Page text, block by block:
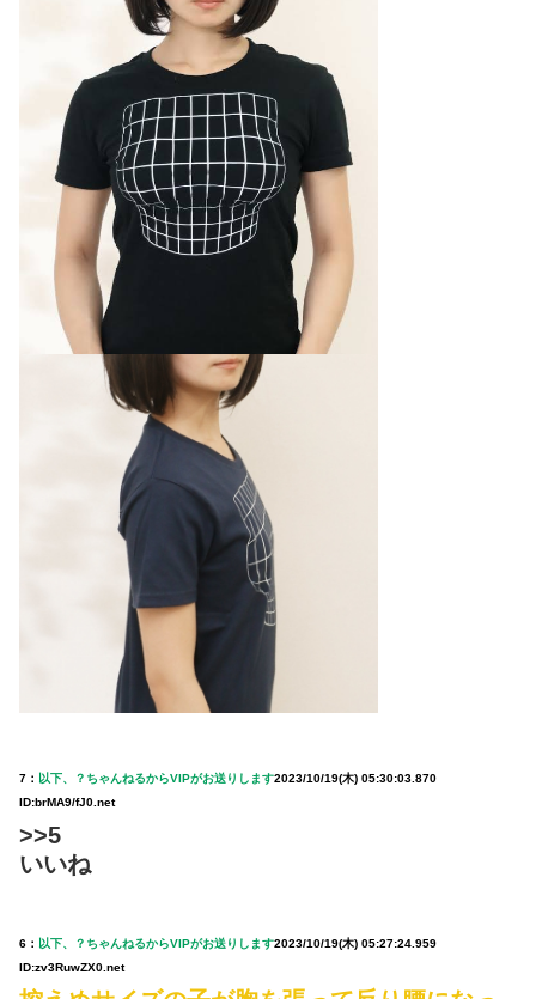
7： 以下、？ちゃんねるからVIPがお送りします2023/10/19(木) 05:30:03.870
ID:brMA9/fJ0.net
>>5
いいね
6： 以下、？ちゃんねるからVIPがお送りします2023/10/19(木) 05:27:24.959
ID:zv3RuwZX0.net